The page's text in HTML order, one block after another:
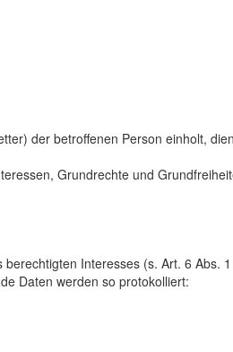
der betroffenen Person einholt,
Grundrechte und
Interesses (s. Art. 6 Abs.
Daten werden so protokolliert: